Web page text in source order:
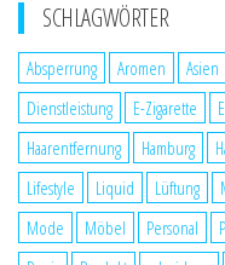
SCHLAGWÖRTER
Absperrung Aromen Asien
Dienstleistung
E-Zigarette
Haarentfernung
Hamburg
Lifestyle
Liquid Lüftung
Mode
Möbel Personal